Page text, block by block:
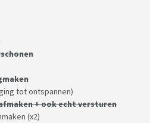
tot ontspannen)
+ ook echt versturen
(x2)